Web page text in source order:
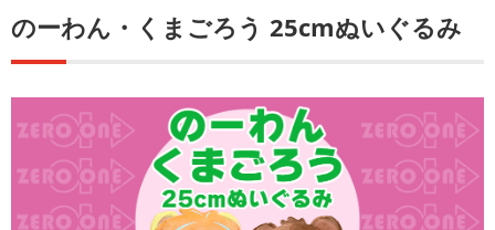
のーわん・くまごろう 25cmぬいぐるみ